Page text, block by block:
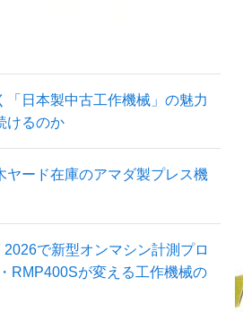
「日本製中古工作機械」の魅力
けるのか
ヤード在庫のアマダ製プレス機
で新型オンマシン計測プロ
RMP400Sが変える工作機械の